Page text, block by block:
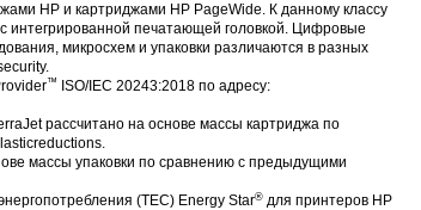
HP и картриджами HP PageWide. К данному классу
интегрированной печатающей головкой. Цифровые
микросхем и упаковки различаются в разных
™
ISO/IEC 20243:2018 по адресу:
рассчитано на основе массы картриджа по
массы упаковки по сравнению с предыдущими
(TEC) Energy Star® для принтеров HP